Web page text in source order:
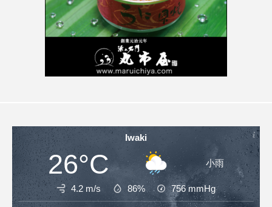
Iwaki
26°C 小雨
4.2 m/s 86% 756mmHg